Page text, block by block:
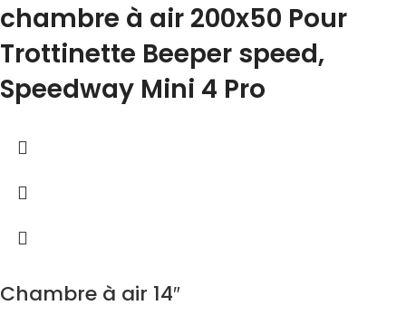
chambre à air 200x50 Pour
Trottinette Beeper speed,
Speedway Mini 4 Pro
Chambre à air 14″